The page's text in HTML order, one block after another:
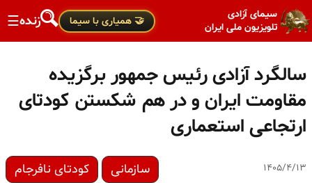
سیمای آزادی
تلویزیون ملی ایران
🤝 همیاری با سیما زنده☰
سالگرد آزادی رئیس جمهور برگزیده
مقاومت ایران و در هم شکستن کودتای
ارتجاعی استعماری
۱۴۰۵/۴/۱۳ سازمانی کودتای نافرجام